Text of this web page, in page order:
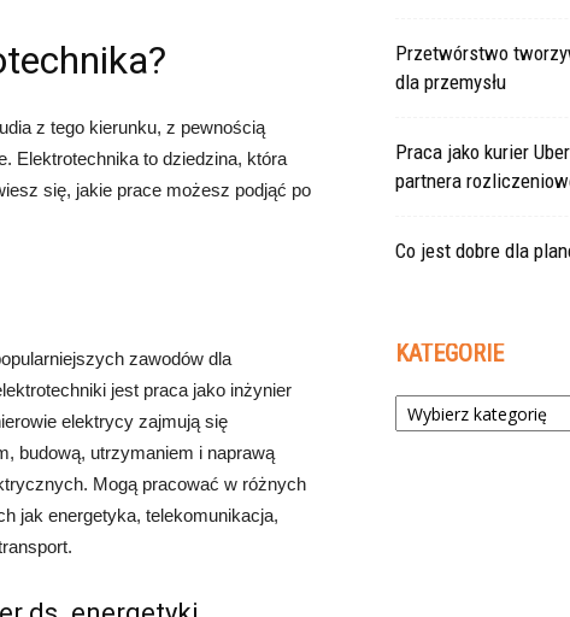
z tego kierunku, z pewnością
Elektrotechnika to dziedzina, która
się, jakie prace możesz podjąć po
zawodów dla
jest praca jako inżynier
elektrycy zajmują się
budową, utrzymaniem i naprawą
Mogą pracować w różnych
jak energetyka, telekomunikacja,
Przetwórstwo
dla przemysłu
Praca jako kurier
partnera
Co jest dobre dla
KATEGORIE
Kategorie